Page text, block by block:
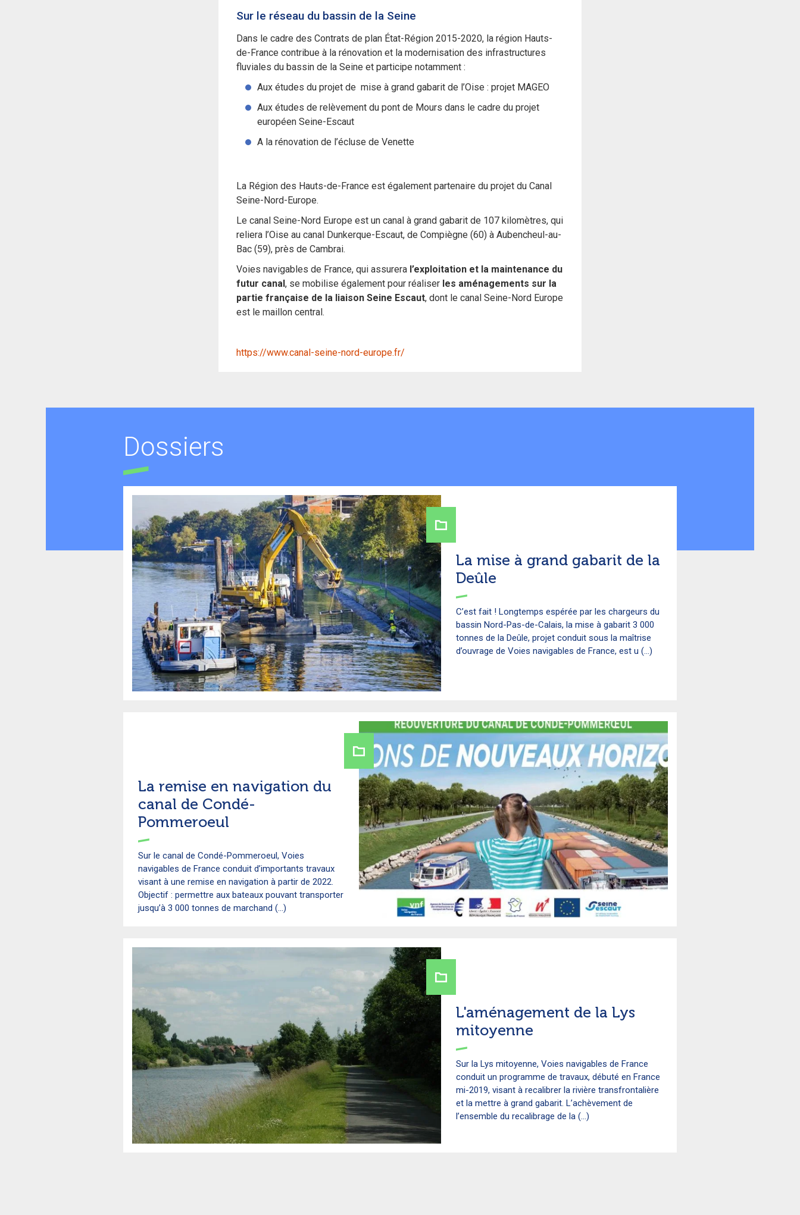
Sur le réseau du bassin de la Seine
Dans le cadre des Contrats de plan État-Région 2015-2020, la région Hauts-
de-France contribue à la rénovation et la modernisation des infrastructures
fluviales du bassin de la Seine et participe notamment :
Aux études du projet de mise à grand gabarit de l’Oise : projet MAGEO
Aux études de relèvement du pont de Mours dans le cadre du projet
européen Seine-Escaut
A la rénovation de l’écluse de Venette
La Région des Hauts-de-France est également partenaire du projet du Canal
Seine-Nord-Europe.
Le canal Seine-Nord Europe est un canal à grand gabarit de 107 kilomètres, qui
reliera l’Oise au canal Dunkerque-Escaut, de Compiègne (60) à Aubencheul-au-
Bac (59), près de Cambrai.
Voies navigables de France, qui assurera l’exploitation et la maintenance du
futur canal, se mobilise également pour réaliser les aménagements sur la
partie française de la liaison Seine Escaut, dont le canal Seine-Nord Europe
est le maillon central.
https://www.canal-seine-nord-europe.fr/
Dossiers
La mise à grand gabarit de la
Deûle
C’est fait ! Longtemps espérée par les chargeurs du
bassin Nord-Pas-de-Calais, la mise à gabarit 3 000
tonnes de la Deûle, projet conduit sous la maîtrise
d’ouvrage de Voies navigables de France, est u (...)
La remise en navigation du
canal de Condé-
Pommeroeul
Sur le canal de Condé-Pommeroeul, Voies
navigables de France conduit d’importants travaux
visant à une remise en navigation à partir de 2022.
Objectif : permettre aux bateaux pouvant transporter
jusqu’à 3 000 tonnes de marchand (...)
L'aménagement de la Lys
mitoyenne
Sur la Lys mitoyenne, Voies navigables de France
conduit un programme de travaux, débuté en France
mi-2019, visant à recalibrer la rivière transfrontalière
et la mettre à grand gabarit. L’achèvement de
l’ensemble du recalibrage de la (...)